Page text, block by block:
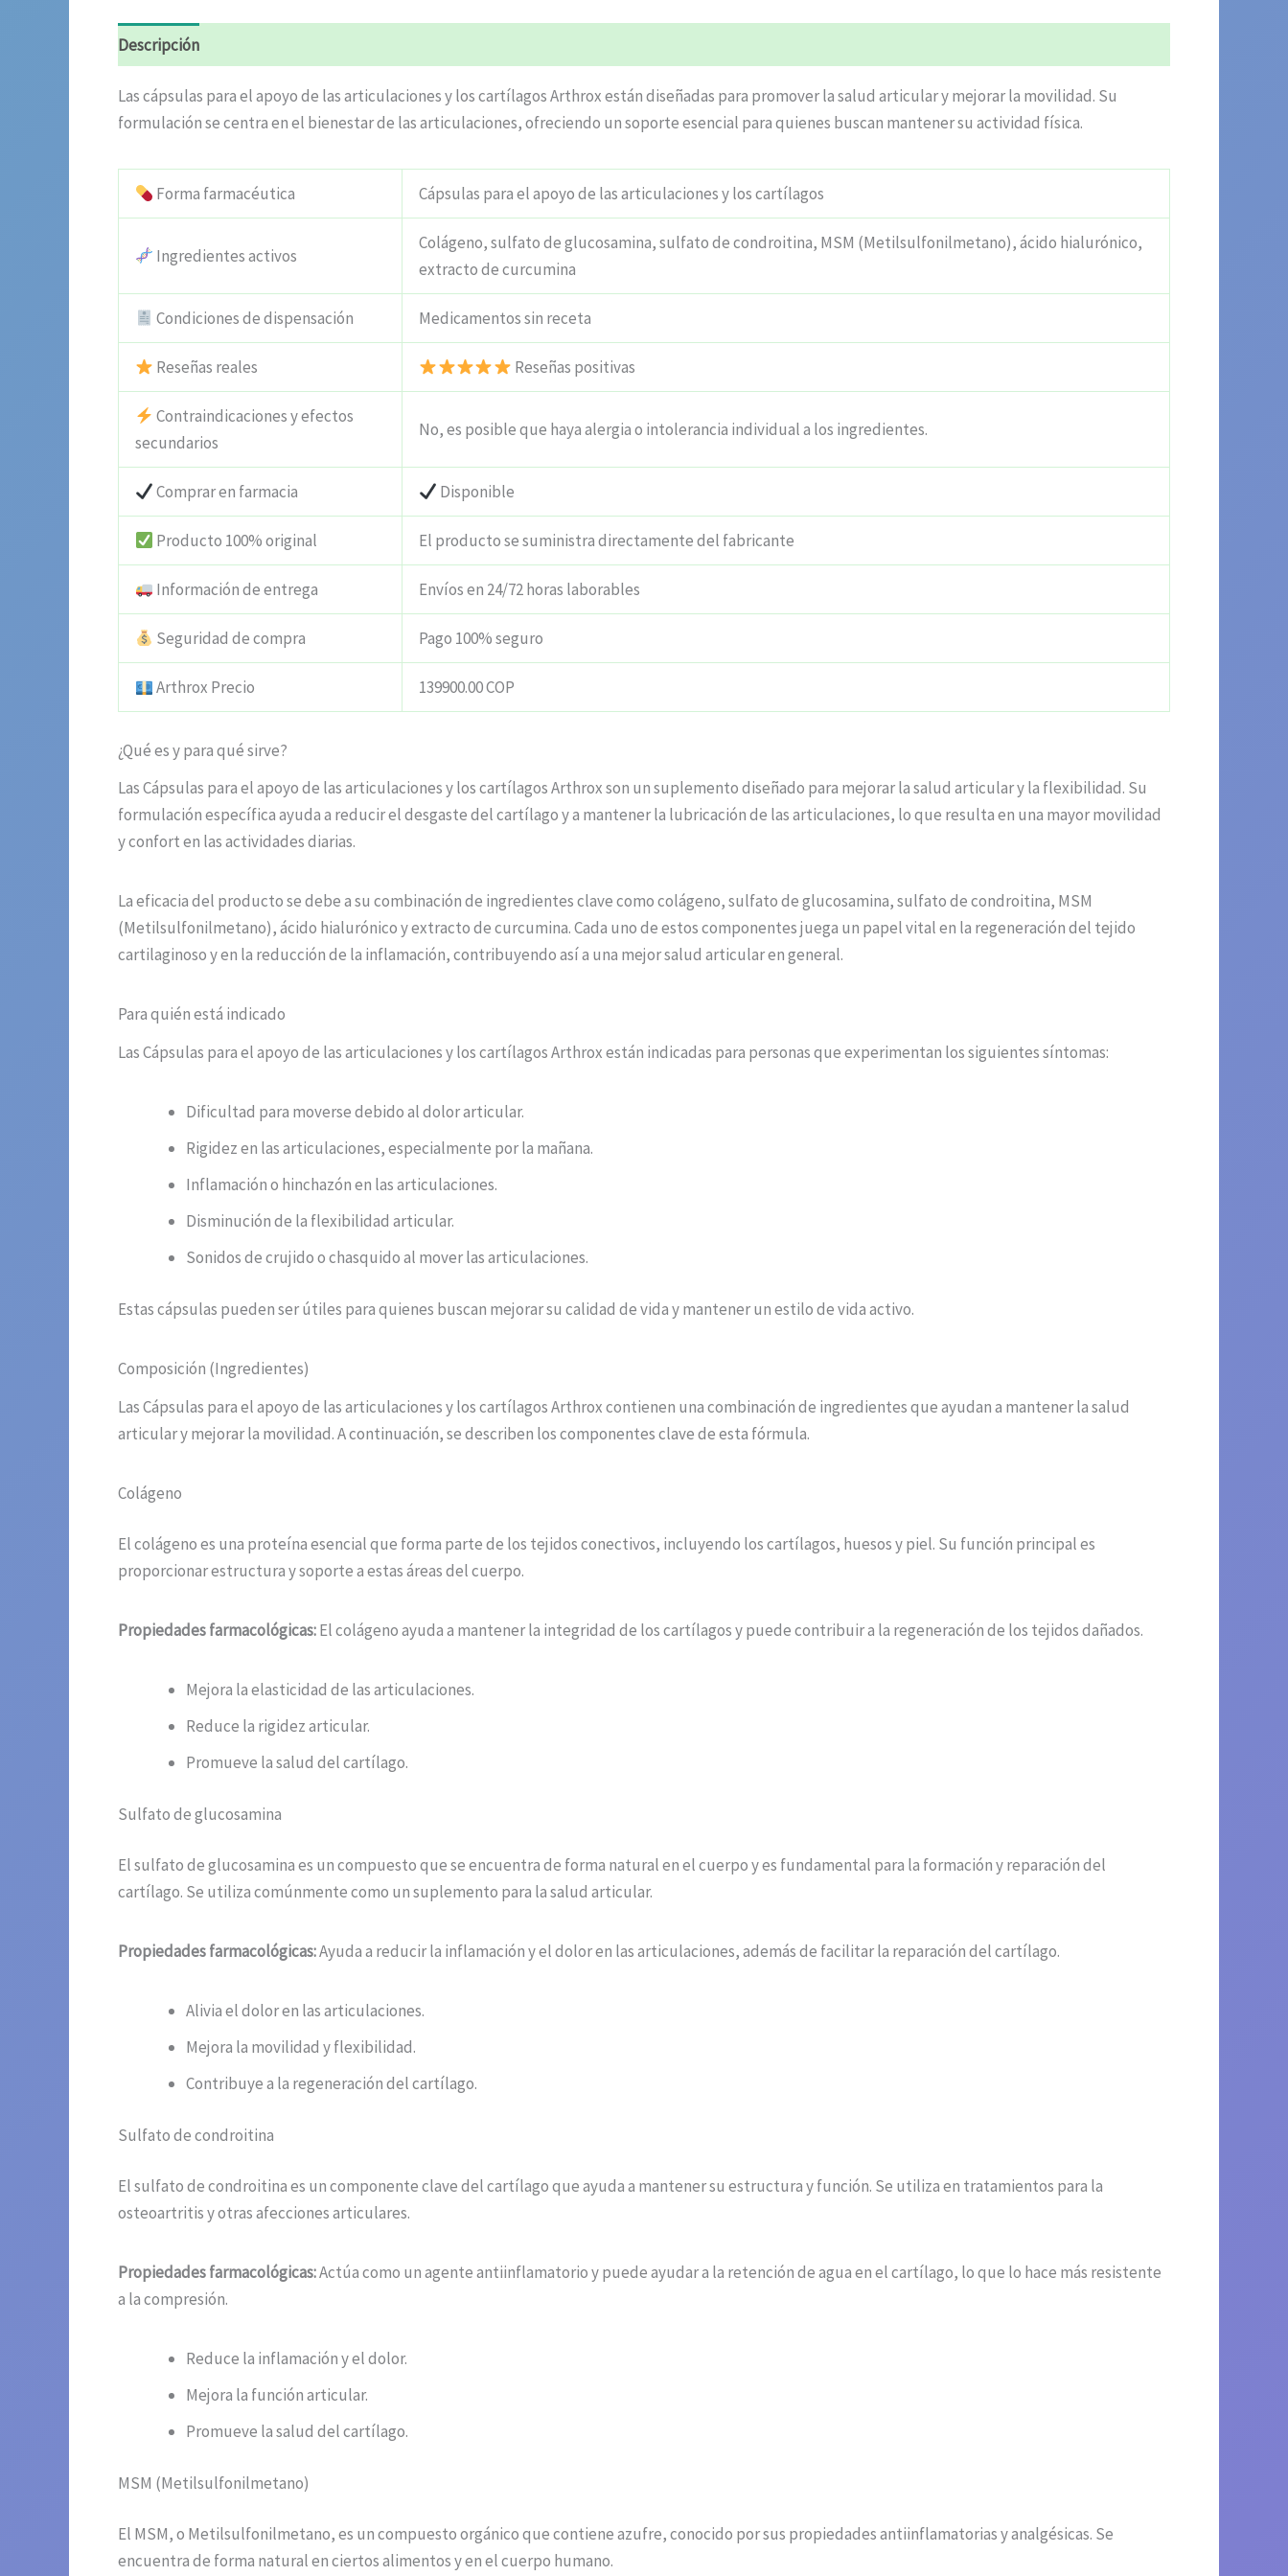
Descripción
Las cápsulas para el apoyo de las articulaciones y los cartílagos Arthrox están diseñadas para promover la salud articular y mejorar la movilidad. Su
formulación se centra en el bienestar de las articulaciones, ofreciendo un soporte esencial para quienes buscan mantener su actividad física.
Forma farmacéutica Cápsulas para el apoyo de las articulaciones y los cartílagos
Ingredientes activos
Colágeno, sulfato de glucosamina, sulfato de condroitina, MSM (Metilsulfonilmetano), ácido hialurónico,
extracto de curcumina
Condiciones de dispensación Medicamentos sin receta
Reseñas reales Reseñas positivas
Contraindicaciones y efectos
secundarios
No, es posible que haya alergia o intolerancia individual a los ingredientes.
Comprar en farmacia Disponible
Producto 100% original El producto se suministra directamente del fabricante
Información de entrega Envíos en 24/72 horas laborables
Seguridad de compra Pago 100% seguro
Arthrox Precio 139900.00 COP
¿Qué es y para qué sirve?
Las Cápsulas para el apoyo de las articulaciones y los cartílagos Arthrox son un suplemento diseñado para mejorar la salud articular y la flexibilidad. Su
formulación específica ayuda a reducir el desgaste del cartílago y a mantener la lubricación de las articulaciones, lo que resulta en una mayor movilidad
y confort en las actividades diarias.
La eficacia del producto se debe a su combinación de ingredientes clave como colágeno, sulfato de glucosamina, sulfato de condroitina, MSM
(Metilsulfonilmetano), ácido hialurónico y extracto de curcumina. Cada uno de estos componentes juega un papel vital en la regeneración del tejido
cartilaginoso y en la reducción de la inflamación, contribuyendo así a una mejor salud articular en general.
Para quién está indicado
Las Cápsulas para el apoyo de las articulaciones y los cartílagos Arthrox están indicadas para personas que experimentan los siguientes síntomas:
Dificultad para moverse debido al dolor articular.
Rigidez en las articulaciones, especialmente por la mañana.
Inflamación o hinchazón en las articulaciones.
Disminución de la flexibilidad articular.
Sonidos de crujido o chasquido al mover las articulaciones.
Estas cápsulas pueden ser útiles para quienes buscan mejorar su calidad de vida y mantener un estilo de vida activo.
Composición (Ingredientes)
Las Cápsulas para el apoyo de las articulaciones y los cartílagos Arthrox contienen una combinación de ingredientes que ayudan a mantener la salud
articular y mejorar la movilidad. A continuación, se describen los componentes clave de esta fórmula.
Colágeno
El colágeno es una proteína esencial que forma parte de los tejidos conectivos, incluyendo los cartílagos, huesos y piel. Su función principal es
proporcionar estructura y soporte a estas áreas del cuerpo.
Propiedades farmacológicas:El colágeno ayuda a mantener la integridad de los cartílagos y puede contribuir a la regeneración de los tejidos dañados.
Mejora la elasticidad de las articulaciones.
Reduce la rigidez articular.
Promueve la salud del cartílago.
Sulfato de glucosamina
El sulfato de glucosamina es un compuesto que se encuentra de forma natural en el cuerpo y es fundamental para la formación y reparación del
cartílago. Se utiliza comúnmente como un suplemento para la salud articular.
Propiedades farmacológicas:Ayuda a reducir la inflamación y el dolor en las articulaciones, además de facilitar la reparación del cartílago.
Alivia el dolor en las articulaciones.
Mejora la movilidad y flexibilidad.
Contribuye a la regeneración del cartílago.
Sulfato de condroitina
El sulfato de condroitina es un componente clave del cartílago que ayuda a mantener su estructura y función. Se utiliza en tratamientos para la
osteoartritis y otras afecciones articulares.
Propiedades farmacológicas:Actúa como un agente antiinflamatorio y puede ayudar a la retención de agua en el cartílago, lo que lo hace más resistente
a la compresión.
Reduce la inflamación y el dolor.
Mejora la función articular.
Promueve la salud del cartílago.
MSM (Metilsulfonilmetano)
El MSM, o Metilsulfonilmetano, es un compuesto orgánico que contiene azufre, conocido por sus propiedades antiinflamatorias y analgésicas. Se
encuentra de forma natural en ciertos alimentos y en el cuerpo humano.